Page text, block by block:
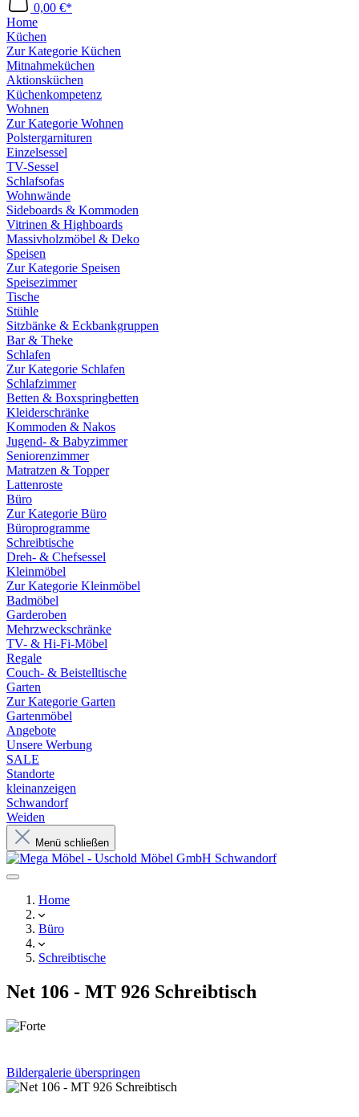
0,00 €*
Home
Küchen
Zur Kategorie Küchen
Mitnahmeküchen
Aktionsküchen
Küchenkompetenz
Wohnen
Zur Kategorie Wohnen
Polstergarnituren
Einzelsessel
TV-Sessel
Schlafsofas
Wohnwände
Sideboards & Kommoden
Vitrinen & Highboards
Massivholzmöbel & Deko
Speisen
Zur Kategorie Speisen
Speisezimmer
Tische
Stühle
Sitzbänke & Eckbankgruppen
Bar & Theke
Schlafen
Zur Kategorie Schlafen
Schlafzimmer
Betten & Boxspringbetten
Kleiderschränke
Kommoden & Nakos
Jugend- & Babyzimmer
Seniorenzimmer
Matratzen & Topper
Lattenroste
Büro
Zur Kategorie Büro
Büroprogramme
Schreibtische
Dreh- & Chefsessel
Kleinmöbel
Zur Kategorie Kleinmöbel
Badmöbel
Garderoben
Mehrzweckschränke
TV- & Hi-Fi-Möbel
Regale
Couch- & Beistelltische
Garten
Zur Kategorie Garten
Gartenmöbel
Angebote
Unsere Werbung
SALE
Standorte
kleinanzeigen
Schwandorf
Weiden
Menü schließen
Home
Büro
Schreibtische
Net 106 - MT 926 Schreibtisch
Bildergalerie überspringen